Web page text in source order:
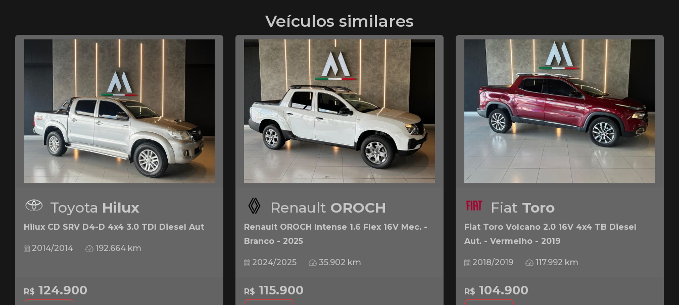
Veículos similares
Toyota Hilux
Hilux CD SRV D4-D 4x4 3.0 TDI Diesel Aut
2014/2014 192.664 km
R$ 124.900
Renault OROCH
Renault OROCH Intense 1.6 Flex 16V Mec. -
Branco - 2025
2024/2025 35.902 km
R$ 115.900
Fiat Toro
Fiat Toro Volcano 2.0 16V 4x4 TB Diesel
Aut. - Vermelho - 2019
2018/2019 117.992 km
R$ 104.900